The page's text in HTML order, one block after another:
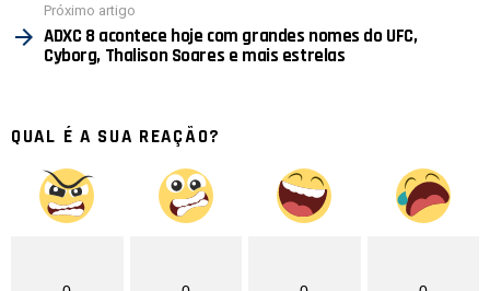
Próximo artigo
ADXC 8 acontece hoje com grandes nomes do UFC,
Cyborg, Thalison Soares e mais estrelas
QUAL É A SUA REAÇÃO?